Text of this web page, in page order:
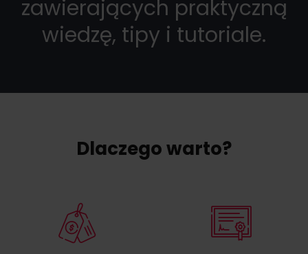
zawierających praktyczną
wiedzę, tipy i tutoriale.
Dlaczego warto?